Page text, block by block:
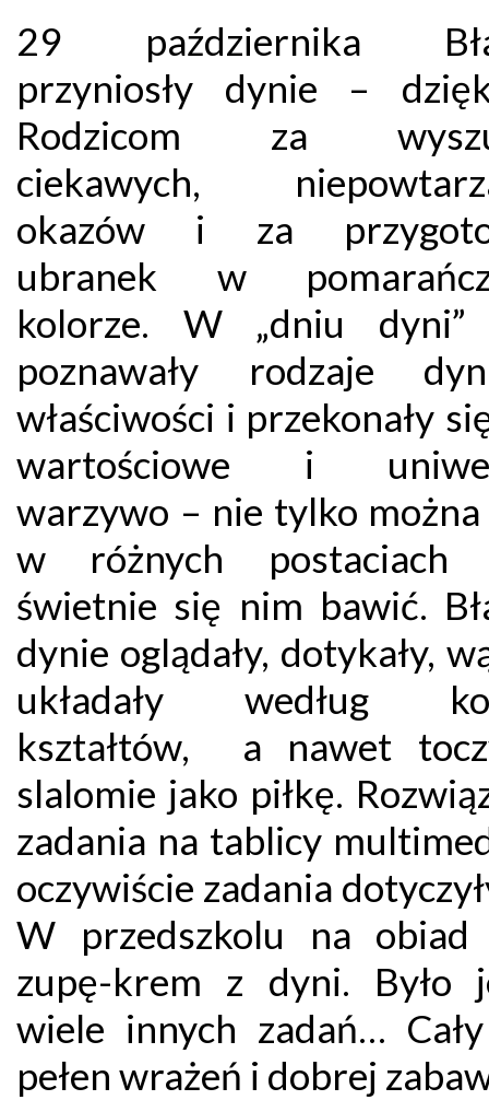
29 października
przyniosły dynie –
Rodzicom za
ciekawych,
okazów i za
ubranek w
kolorze. W „dniu dyni”
poznawały rodzaje
właściwości i przekonały
wartościowe i
warzywo – nie tylko można
w różnych
świetnie się nim bawić.
dynie oglądały, dotykały,
układały według
kształtów, a nawet
slalomie jako piłkę.
zadania na tablicy
oczywiście zadania
W przedszkolu na obiad
zupę-krem z dyni. Było
wiele innych zadań…
pełen wrażeń i dobrej